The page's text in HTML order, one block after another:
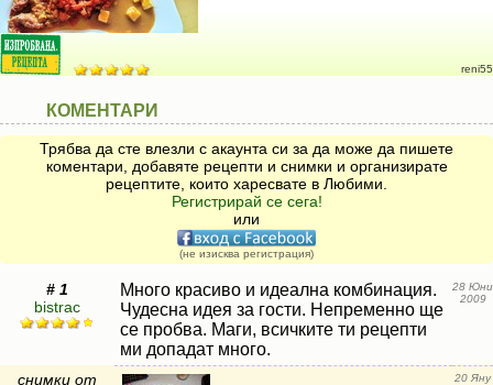
reni55
КОМЕНТАРИ
Трябва да сте влезли с акаунта си за да може да пишете
коментари, добавяте рецепти и снимки и организирате
рецептите, които харесвате в Любими.
Регистрирай се сега!
или
(не изисква регистрация)
# 1
bistrac
Много красиво и идеална комбинация.
Чудесна идея за гости. Непременно ще
се пробва. Маги, всичките ти рецепти
ми допадат много.
28 Юни
2009
снимки от
20 Яну